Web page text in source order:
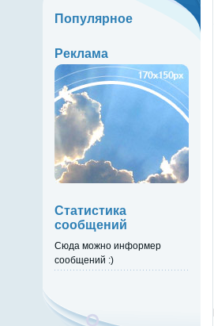
Популярное
Реклама
Статистика
сообщений
Сюда можно информер
сообщений :)